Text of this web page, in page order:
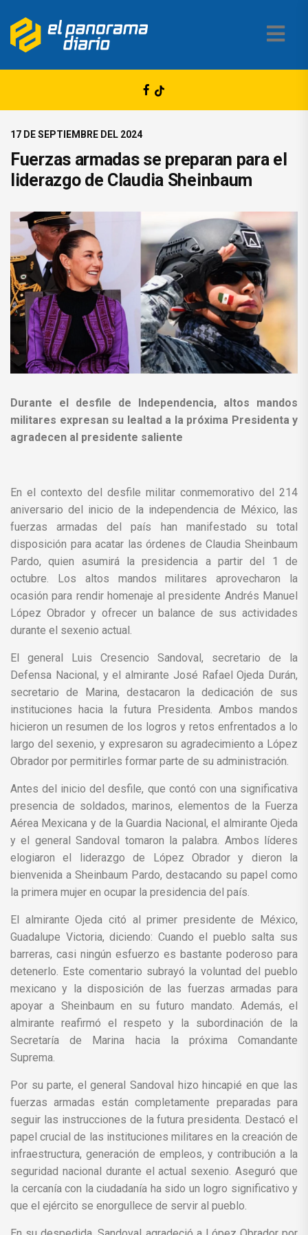
17 DE SEPTIEMBRE DEL 2024
Fuerzas armadas se preparan para el
liderazgo de Claudia Sheinbaum
Durante el desfile de Independencia, altos mandos
militares expresan su lealtad a la próxima Presidenta y
agradecen al presidente saliente
En el contexto del desfile militar conmemorativo del 214
aniversario del inicio de la independencia de México, las
fuerzas armadas del país han manifestado su total
disposición para acatar las órdenes de Claudia Sheinbaum
Pardo, quien asumirá la presidencia a partir del 1 de
octubre. Los altos mandos militares aprovecharon la
ocasión para rendir homenaje al presidente Andrés Manuel
López Obrador y ofrecer un balance de sus actividades
durante el sexenio actual.
El general Luis Cresencio Sandoval, secretario de la
Defensa Nacional, y el almirante José Rafael Ojeda Durán,
secretario de Marina, destacaron la dedicación de sus
instituciones hacia la futura Presidenta. Ambos mandos
hicieron un resumen de los logros y retos enfrentados a lo
largo del sexenio, y expresaron su agradecimiento a López
Obrador por permitirles formar parte de su administración.
Antes del inicio del desfile, que contó con una significativa
presencia de soldados, marinos, elementos de la Fuerza
Aérea Mexicana y de la Guardia Nacional, el almirante Ojeda
y el general Sandoval tomaron la palabra. Ambos líderes
elogiaron el liderazgo de López Obrador y dieron la
bienvenida a Sheinbaum Pardo, destacando su papel como
la primera mujer en ocupar la presidencia del país.
El almirante Ojeda citó al primer presidente de México,
Guadalupe Victoria, diciendo: Cuando el pueblo salta sus
barreras, casi ningún esfuerzo es bastante poderoso para
detenerlo. Este comentario subrayó la voluntad del pueblo
mexicano y la disposición de las fuerzas armadas para
apoyar a Sheinbaum en su futuro mandato. Además, el
almirante reafirmó el respeto y la subordinación de la
Secretaría de Marina hacia la próxima Comandante
Suprema.
Por su parte, el general Sandoval hizo hincapié en que las
fuerzas armadas están completamente preparadas para
seguir las instrucciones de la futura presidenta. Destacó el
papel crucial de las instituciones militares en la creación de
infraestructura, generación de empleos, y contribución a la
seguridad nacional durante el actual sexenio. Aseguró que
la cercanía con la ciudadanía ha sido un logro significativo y
que el ejército se enorgullece de servir al pueblo.